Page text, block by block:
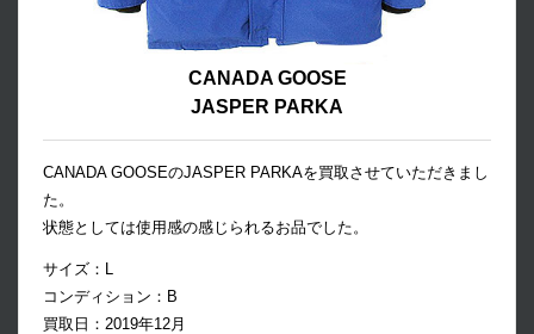
CANADA GOOSE
JASPER PARKA
CANADA GOOSEのJASPER PARKAを買取させていただきまし
た。
状態としては使用感の感じられるお品でした。
サイズ：L
コンディション：B
買取日：2019年12月